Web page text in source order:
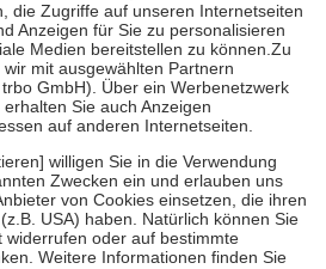
auch für Online-Apotheken.
Krankenpflege beträgt die
Kosten sowie zehn Euro je
für ihre eigene Gesundheit zu
Stellung der Familie zu unterstützen,
bei:
bis zum vollendeten 18. Lebensjahr
und Früherkennung, die von der